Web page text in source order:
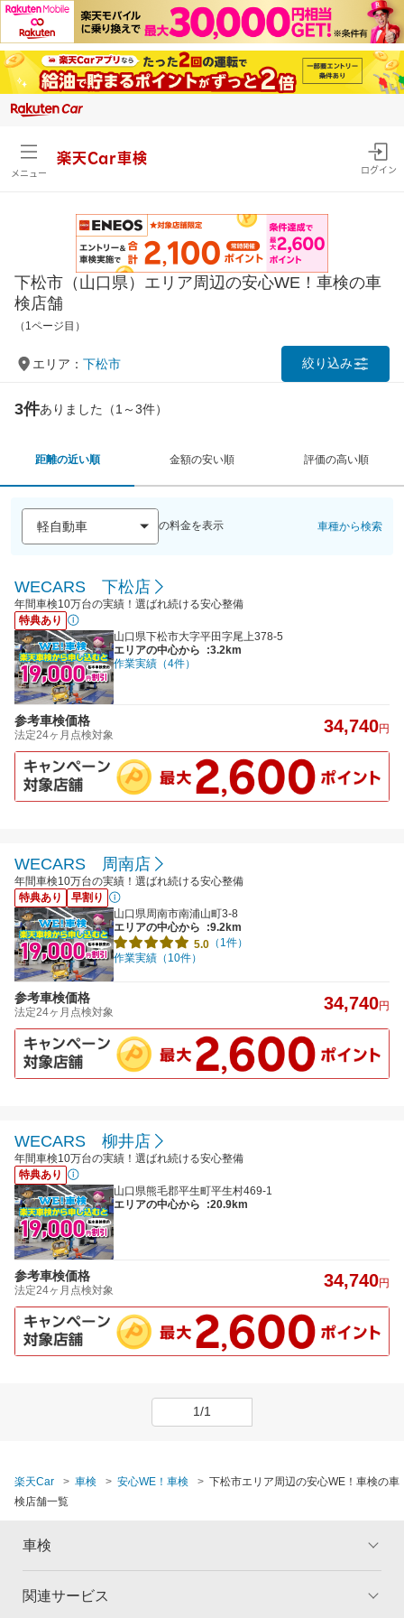
メニュー
楽天Car車検
ログイン
下松市（山口県）エリア周辺の安心WE！車検の車
検店舗
（1ページ目）
エリア： 下松市 絞り込み
3件ありました（1～3件）
距離の近い順 金額の安い順 評価の高い順
の料金を表示 車種から検索
WECARS 下松店
年間車検10万台の実績！選ばれ続ける安心整備
特典あり
山口県下松市大字平田字尾上378-5
エリアの中心から
:3.2km
作業実績（4件）
参考車検価格
法定24ヶ月点検対象 34,740円
WECARS 周南店
年間車検10万台の実績！選ばれ続ける安心整備
特典あり
早割り
山口県周南市南浦山町3-8
エリアの中心から
:9.2km
5.0 （1件）
作業実績（10件）
参考車検価格
法定24ヶ月点検対象 34,740円
WECARS 柳井店
年間車検10万台の実績！選ばれ続ける安心整備
特典あり
山口県熊毛郡平生町平生村469-1
エリアの中心から
:20.9km
参考車検価格
法定24ヶ月点検対象 34,740円
1/1
楽天Car 車検 安心WE！車検
下松市エリア周辺の安心WE！車検の車
検店舗一覧
車検
トップ
関連サービス